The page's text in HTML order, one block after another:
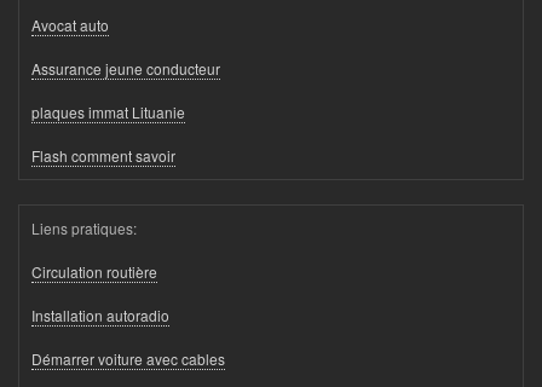
Avocat auto
Assurance jeune conducteur
plaques immat Lituanie
Flash comment savoir
Liens pratiques:
Circulation routière
Installation autoradio
Démarrer voiture avec cables